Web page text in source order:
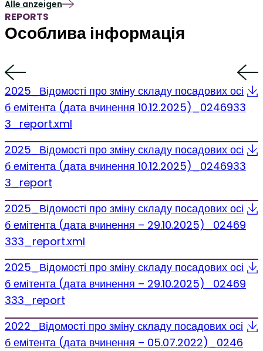
Alle anzeigen
REPORTS
Особлива інформація
2025_Відомості про зміну складу посадових осі
б емітента (дата вчинення 10.12.2025)_0246933
3_report.xml
2025_Відомості про зміну складу посадових осі
б емітента (дата вчинення 10.12.2025)_0246933
3_report
2025_Відомості про зміну складу посадових осі
б емітента (дата вчинення – 29.10.2025)_02469
333_report.xml
2025_Відомості про зміну складу посадових осі
б емітента (дата вчинення – 29.10.2025)_02469
333_report
2022_Відомості про зміну складу посадових осі
б емітента (дата вчинення – 05.07.2022)_0246